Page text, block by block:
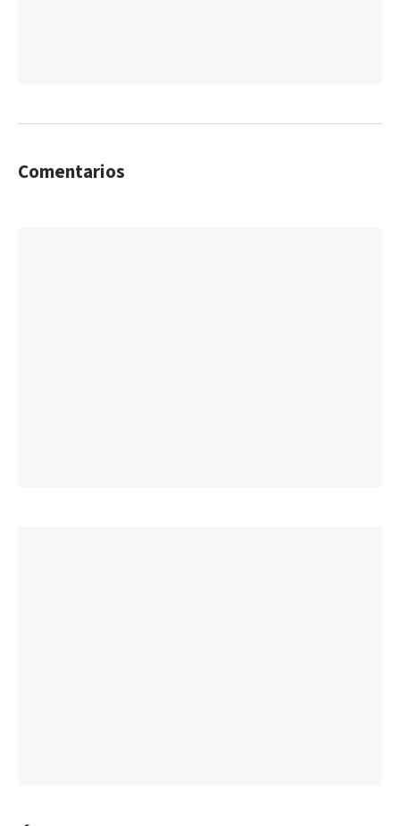
Comentarios